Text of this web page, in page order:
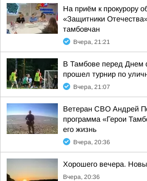
На приём к прокурору
«Защитники
тамбовчан
Вчера, 21:21
В Тамбове перед Днем
прошел турнир по
Вчера, 21:07
Ветеран СВО Андрей
программа «Герои
его жизнь
Вчера, 20:36
Хорошего вечера.
Вчера, 20:36